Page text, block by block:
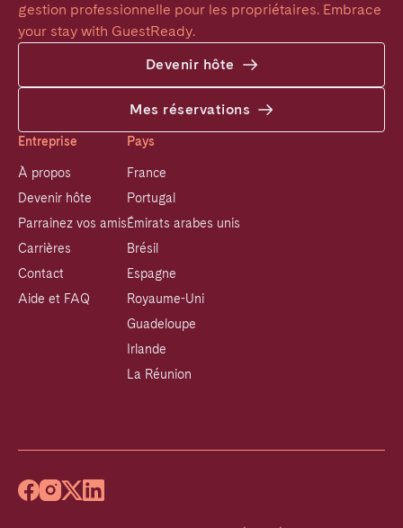
gestion professionnelle pour les propriétaires. Embrace
your stay with GuestReady.
Devenir hôte
Mes réservations
Entreprise
À propos
Devenir hôte
Parrainez vos amis
Carrières
Contact
Aide et FAQ
Pays
France
Portugal
Émirats arabes unis
Brésil
Espagne
Royaume-Uni
Guadeloupe
Irlande
La Réunion